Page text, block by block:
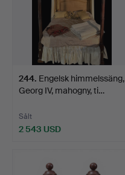
244. Engelsk himmelssäng,
Georg IV, mahogny, ti…
Sålt
2 543 USD